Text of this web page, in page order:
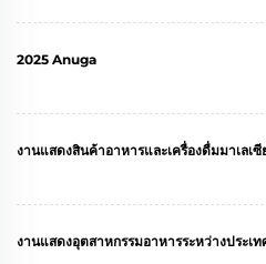
2025 Anuga
งานแสดงสินค้าอาหารและเครื่องดื่มมาเลเซี
งานแสดงอุตสาหกรรมอาหารระหว่างประเ